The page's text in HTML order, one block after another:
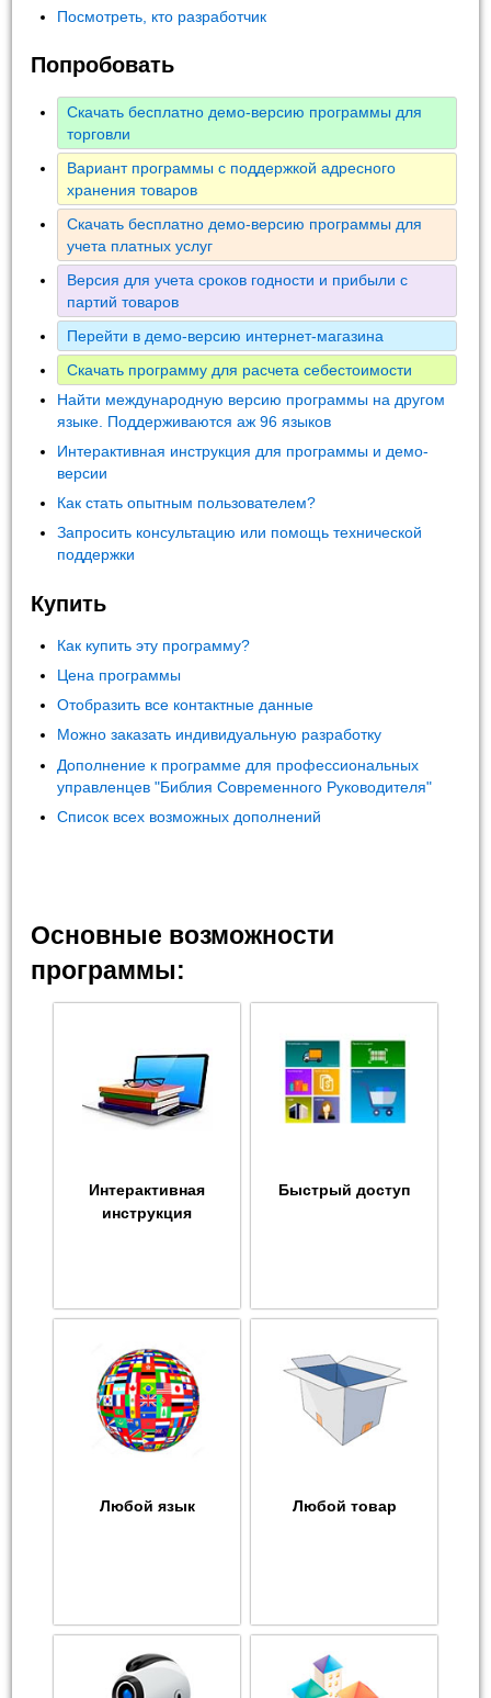
Посмотреть, кто разработчик
Попробовать
Скачать бесплатно демо-версию программы для
торговли
Вариант программы с поддержкой адресного
хранения товаров
Скачать бесплатно демо-версию программы для
учета платных услуг
Версия для учета сроков годности и прибыли с
партий товаров
Перейти в демо-версию интернет-магазина
Скачать программу для расчета себестоимости
Найти международную версию программы на другом
языке. Поддерживаются аж 96 языков
Интерактивная инструкция для программы и демо-
версии
Как стать опытным пользователем?
Запросить консультацию или помощь технической
поддержки
Купить
Как купить эту программу?
Цена программы
Отобразить все контактные данные
Можно заказать индивидуальную разработку
Дополнение к программе для профессиональных
управленцев "Библия Современного Руководителя"
Список всех возможных дополнений
Основные возможности
программы:
Интерактивная
инструкция
Быстрый доступ
Любой язык Любой товар